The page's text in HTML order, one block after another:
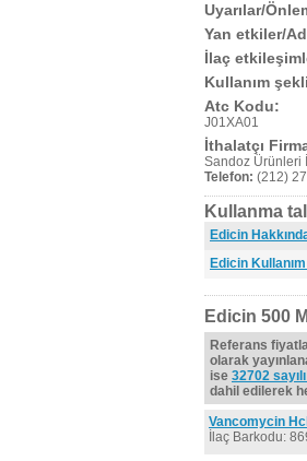
Uyarılar/
Yan etkiler/
İlaç
Kullanım
Atc Kodu:
J01XA01
İthalatçı
Sandoz Ürünleri
Telefon: (212)
Kullanma
Edicin
Edicin
Edicin 500
Referans
olarak
ise 32702
dahil edilerek
Vancomycin
İlaç Barkodu: